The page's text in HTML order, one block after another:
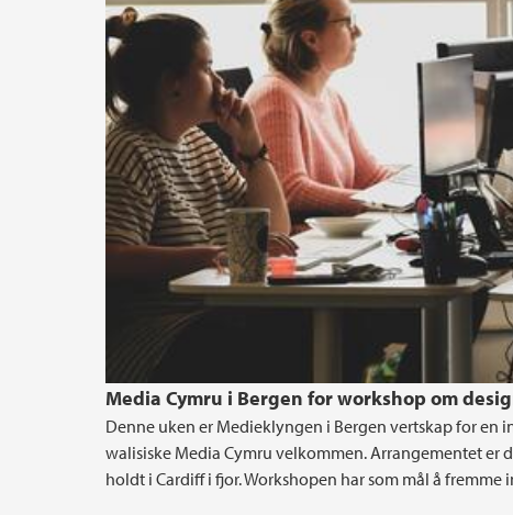
Media Cymru i Bergen for workshop om
Denne uken er Medieklyngen i Bergen vertskap for
walisiske Media Cymru velkommen. Arrangementet er
holdt i Cardiff i fjor. Workshopen har som mål å